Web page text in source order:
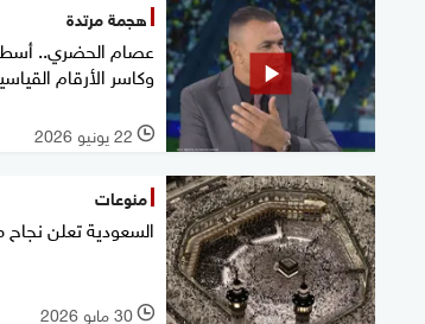
هجمة مرتدة
عصام الحضري..
وكاسر الأرقام
l 22 يونيو 2026
منوعات
السعودية تعلن نجاح
l 30 مايو 2026